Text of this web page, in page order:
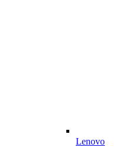
Lenovo